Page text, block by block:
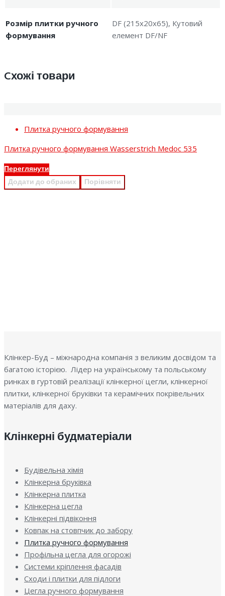
Розмір плитки ручного
формування
DF (215x20x65), Кутовий
елемент DF/NF
Cхожі товари
Плитка ручного формування
Плитка ручного формування Wasserstrich Medoc 535
Переглянути
Додати до обраних
Порівняти
Клінкер-Буд – міжнародна компанія з великим досвідом та
багатою історією. Лідер на українському та польському
ринках в гуртовій реалізації клінкерної цегли, клінкерної
плитки, клінкерної бруківки та керамічних покрівельних
матеріалів для даху.
Клінкерні будматеріали
Будівельна хімія
Клінкерна бруківка
Клінкерна плитка
Клінкерна цегла
Клінкерні підвіконня
Ковпак на стовпчик до забору
Плитка ручного формування
Профільна цегла для огорожі
Системи кріплення фасадів
Сходи і плитки для підлоги
Цегла ручного формування